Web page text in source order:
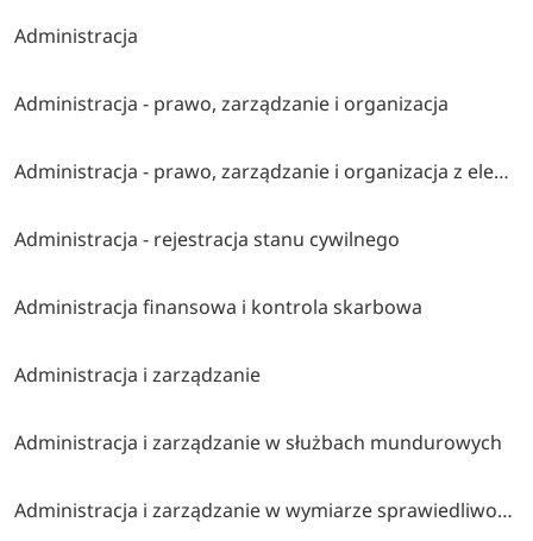
Administracja
Administracja - prawo, zarządzanie i organizacja
Administracja - prawo, zarządzanie i organizacja z elementami ai
Administracja - rejestracja stanu cywilnego
Administracja finansowa i kontrola skarbowa
Administracja i zarządzanie
Administracja i zarządzanie w służbach mundurowych
Administracja i zarządzanie w wymiarze sprawiedliwości i instytucjach pomocniczych